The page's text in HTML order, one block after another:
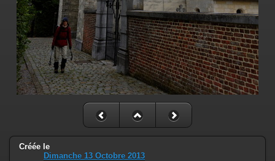
Créée le
Dimanche 13 Octobre 2013